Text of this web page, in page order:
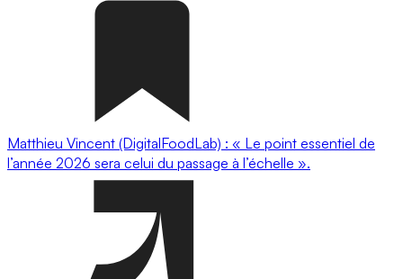
Matthieu Vincent (DigitalFoodLab) : « Le point essentiel de
l’année 2026 sera celui du passage à l’échelle ».